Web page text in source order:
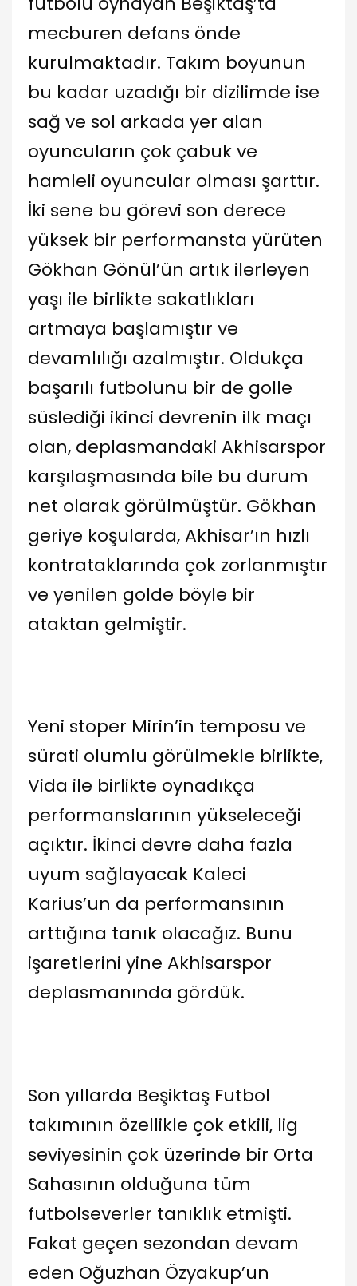
mecburen defans önde
kurulmaktadır. Takım boyunun
bu kadar uzadığı bir dizilimde ise
sağ ve sol arkada yer alan
oyuncuların çok çabuk ve
hamleli oyuncular olması şarttır.
İki sene bu görevi son derece
yüksek bir performansta yürüten
Gökhan Gönül’ün artık ilerleyen
yaşı ile birlikte sakatlıkları
artmaya başlamıştır ve
devamlılığı azalmıştır. Oldukça
başarılı futbolunu bir de golle
süslediği ikinci devrenin ilk maçı
olan, deplasmandaki Akhisarspor
karşılaşmasında bile bu durum
net olarak görülmüştür. Gökhan
geriye koşularda, Akhisar’ın hızlı
kontrataklarında çok zorlanmıştır
ve yenilen golde böyle bir
ataktan gelmiştir.
Yeni stoper Mirin’in temposu ve
sürati olumlu görülmekle birlikte,
Vida ile birlikte oynadıkça
performanslarının yükseleceği
açıktır. İkinci devre daha fazla
uyum sağlayacak Kaleci
Karius’un da performansının
arttığına tanık olacağız. Bunu
işaretlerini yine Akhisarspor
deplasmanında gördük.
Son yıllarda Beşiktaş Futbol
takımının özellikle çok etkili, lig
seviyesinin çok üzerinde bir Orta
Sahasının olduğuna tüm
futbolseverler tanıklık etmişti.
Fakat geçen sezondan devam
eden Oğuzhan Özyakup’un